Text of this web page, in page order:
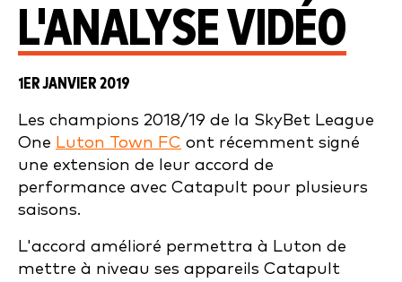
L'ANALYSE VIDÉO
1ER JANVIER 2019
Les champions 2018/19 de la SkyBet League
One Luton Town FC ont récemment signé
une extension de leur accord de
performance avec Catapult pour plusieurs
saisons.
L'accord amélioré permettra à Luton de
mettre à niveau ses appareils Catapult